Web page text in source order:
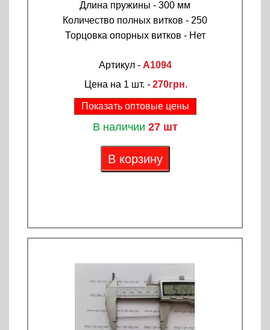
Длина пружины - 300 мм
Количество полных витков - 250
Торцовка опорных витков - Нет
Артикул - A1094
Цена на 1 шт. - 270грн.
Показать оптовые цены
В наличии 27 шт
В корзину